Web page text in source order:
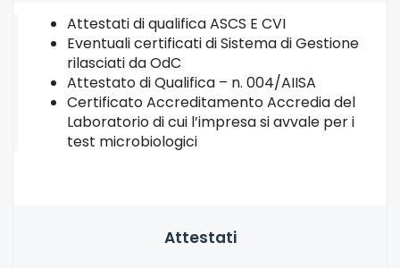
Attestati di qualifica ASCS E CVI
Eventuali certificati di Sistema di Gestione
rilasciati da OdC
Attestato di Qualifica – n. 004/AIISA
Certificato Accreditamento Accredia del
Laboratorio di cui l’impresa si avvale per i
test microbiologici
Attestati